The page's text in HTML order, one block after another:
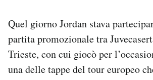
Quel giorno Jordan stava
partita promozionale tra
Trieste, con cui giocò per
una delle tappe del tour europeo